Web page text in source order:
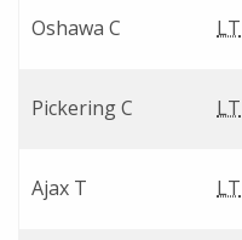
Oshawa C LT
Pickering C LT
Ajax T LT